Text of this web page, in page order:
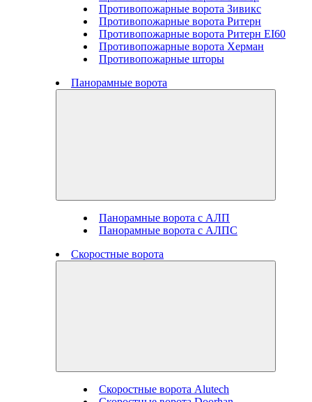
Противопожарные ворота Зивикс
Противопожарные ворота Ритерн
Противопожарные ворота Ритерн EI60
Противопожарные ворота Херман
Противопожарные шторы
Панорамные ворота
Панорамные ворота с АЛП
Панорамные ворота с АЛПС
Скоростные ворота
Скоростные ворота Alutech